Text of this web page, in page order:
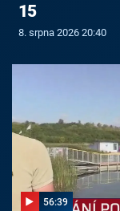
15
8. srpna 2026 20:40
56:39